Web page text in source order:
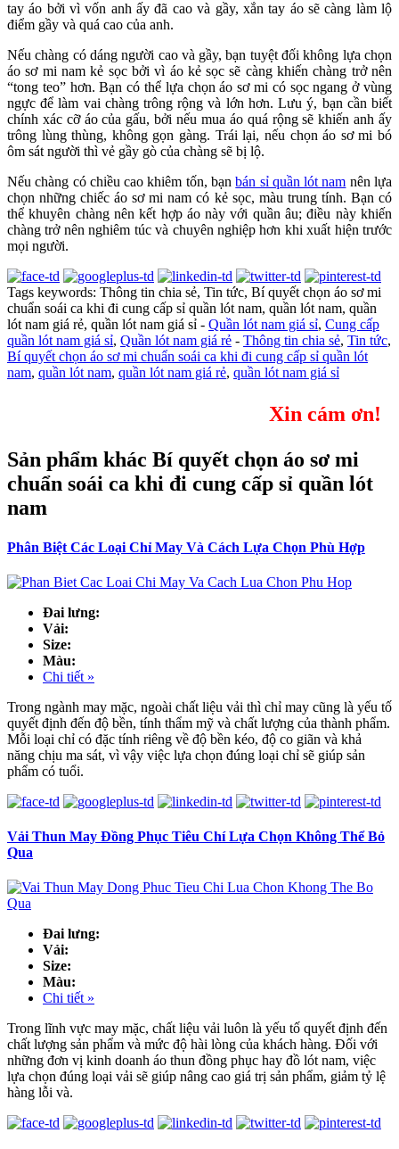
tay áo bởi vì vốn anh ấy đã cao và gầy, xắn tay áo sẽ càng làm lộ
điểm gầy và quá cao của anh.
Nếu chàng có dáng người cao và gầy, bạn tuyệt đối không lựa chọn
áo sơ mi nam kẻ sọc bởi vì áo kẻ sọc sẽ càng khiến chàng trở nên
“tong teo” hơn. Bạn có thể lựa chọn áo sơ mi có sọc ngang ở vùng
ngực để làm vai chàng trông rộng và lớn hơn. Lưu ý, bạn cần biết
chính xác cỡ áo của gấu, bởi nếu mua áo quá rộng sẽ khiến anh ấy
trông lùng thùng, không gọn gàng. Trái lại, nếu chọn áo sơ mi bó
ôm sát người thì vẻ gầy gò của chàng sẽ bị lộ.
Nếu chàng có chiều cao khiêm tốn, bạnbán sỉ quần lót nam nên lựa
chọn những chiếc áo sơ mi nam có kẻ sọc, màu trung tính. Bạn có
thể khuyên chàng nên kết hợp áo này với quần âu; điều này khiến
chàng trở nên nghiêm túc và chuyên nghiệp hơn khi xuất hiện trước
mọi người.
Tags keywords: Thông tin chia sẻ, Tin tức, Bí quyết chọn áo sơ mi
chuẩn soái ca khi đi cung cấp sỉ quần lót nam, quần lót nam, quần
lót nam giá rẻ, quần lót nam giá sỉ - Quần lót nam giá sỉ, Cung cấp
quần lót nam giá sỉ, Quần lót nam giá rẻ - Thông tin chia sẻ, Tin tức,
Bí quyết chọn áo sơ mi chuẩn soái ca khi đi cung cấp sỉ quần lót
nam, quần lót nam, quần lót nam giá rẻ, quần lót nam giá sỉ
Xin cám ơn!
Sản phẩm khác Bí quyết chọn áo sơ mi
chuẩn soái ca khi đi cung cấp sỉ quần lót
nam
Phân Biệt Các Loại Chỉ May Và Cách Lựa Chọn Phù Hợp
Đai lưng:
Vải:
Size:
Màu:
Chi tiết »
Trong ngành may mặc, ngoài chất liệu vải thì chỉ may cũng là yếu tố
quyết định đến độ bền, tính thẩm mỹ và chất lượng của thành phẩm.
Mỗi loại chỉ có đặc tính riêng về độ bền kéo, độ co giãn và khả
năng chịu ma sát, vì vậy việc lựa chọn đúng loại chỉ sẽ giúp sản
phẩm có tuổi.
Vải Thun May Đồng Phục Tiêu Chí Lựa Chọn Không Thể Bỏ
Qua
Đai lưng:
Vải:
Size:
Màu:
Chi tiết »
Trong lĩnh vực may mặc, chất liệu vải luôn là yếu tố quyết định đến
chất lượng sản phẩm và mức độ hài lòng của khách hàng. Đối với
những đơn vị kinh doanh áo thun đồng phục hay đồ lót nam, việc
lựa chọn đúng loại vải sẽ giúp nâng cao giá trị sản phẩm, giảm tỷ lệ
hàng lỗi và.